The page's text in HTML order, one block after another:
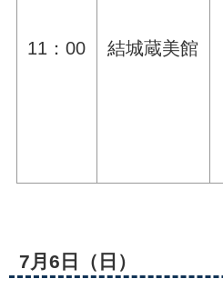
11：00 結城蔵美館
7月6日（日）